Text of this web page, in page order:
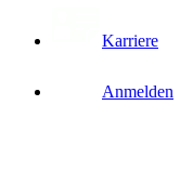
Karriere
Anmelden